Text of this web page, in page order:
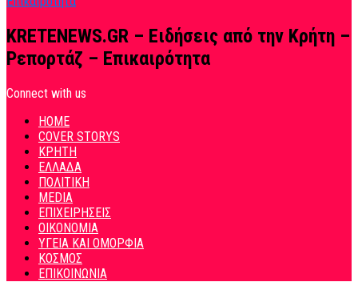
KRETENEWS.GR – Ειδήσεις από την Κρήτη –
Ρεπορτάζ – Επικαιρότητα
Connect with us
HOME
COVER STORYS
ΚΡΗΤΗ
ΕΛΛΑΔΑ
ΠΟΛΙΤΙΚΗ
MEDIA
ΕΠΙΧΕΙΡΗΣΕΙΣ
ΟΙΚΟΝΟΜΙΑ
ΥΓΕΙΑ ΚΑΙ ΟΜΟΡΦΙΑ
ΚΟΣΜΟΣ
ΕΠΙΚΟΙΝΩΝΙΑ